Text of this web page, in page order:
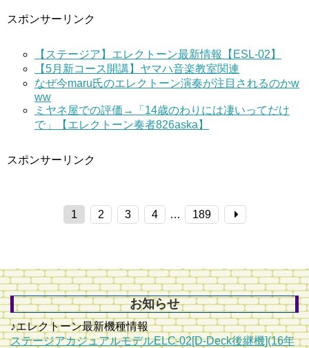
スポンサーリンク
【ステージア】エレクトーン最新情報【ESL-02】
【5月新コース開講】ヤマハ音楽教室関連
なぜ今maru氏のエレクトーン演奏が注目されるのかw
ww
ミヤネ屋での評価→「14歳のわりには凄いってだけ
で」【エレクトーン奏者826aska】
スポンサーリンク
1 2 3 4 … 189
お知らせ
♪エレクトーン最新機種情報
ステージアカジュアルモデルELC-02[D-Deck後継機](16年